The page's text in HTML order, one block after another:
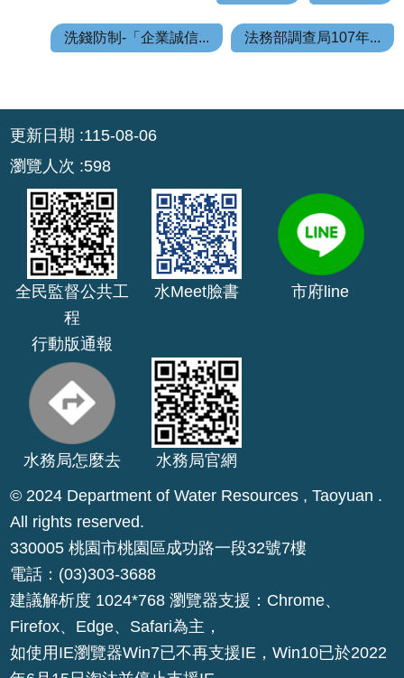
民
服
務
公
請
案
件
污
水
下
水
道
洗錢防制-「企業誠信... 法務部調查局107年...
更新日期
115-08-06
瀏覽人次
598
全民監督公共工
程
行動版通報
水Meet臉書 市府line
水務局怎麼去
水務局官網
© 2024 Department of Water Resources , Taoyuan .
All rights reserved.
330005 桃園市桃園區成功路一段32號7樓
電話：(03)303-3688
建議解析度 1024*768 瀏覽器支援：Chrome、
Firefox、Edge、Safari為主，
如使用IE瀏覽器Win7已不再支援IE，Win10已於2022